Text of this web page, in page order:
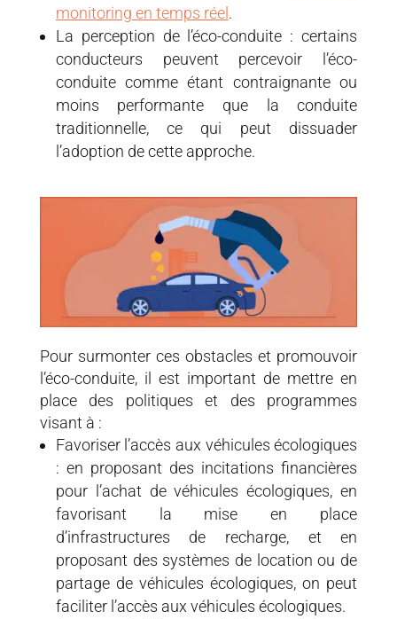
monitoring en temps réel.
La perception de l’éco-conduite : certains
conducteurs peuvent percevoir l’éco-
conduite comme étant contraignante ou
moins performante que la conduite
traditionnelle, ce qui peut dissuader
l’adoption de cette approche.
Pour surmonter ces obstacles et promouvoir
l’éco-conduite, il est important de mettre en
place des politiques et des programmes
visant à :
Favoriser l’accès aux véhicules écologiques
: en proposant des incitations financières
pour l’achat de véhicules écologiques, en
favorisant la mise en place
d’infrastructures de recharge, et en
proposant des systèmes de location ou de
partage de véhicules écologiques, on peut
faciliter l’accès aux véhicules écologiques.